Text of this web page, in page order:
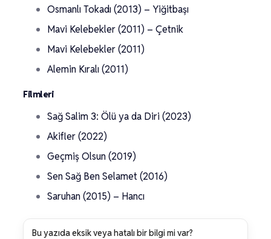
Osmanlı Tokadı (2013) – Yiğitbaşı
Mavi Kelebekler (2011) – Çetnik
Mavi Kelebekler (2011)
Alemin Kıralı (2011)
Filmleri
Sağ Salim 3: Ölü ya da Diri (2023)
Akifler (2022)
Geçmiş Olsun (2019)
Sen Sağ Ben Selamet (2016)
Saruhan (2015) – Hancı
Bu yazıda eksik veya hatalı bir bilgi mi var?